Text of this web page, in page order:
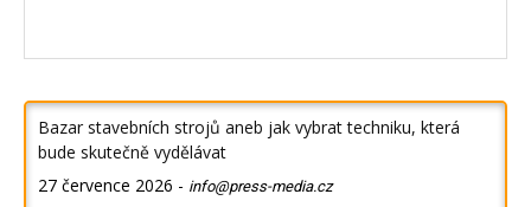
Bazar stavebních strojů aneb jak vybrat techniku, která
bude skutečně vydělávat
27 července 2026 - info@press-media.cz